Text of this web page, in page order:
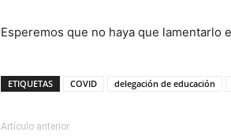
Esperemos que no haya que lamentarlo
ETIQUETAS COVID delegación de educación
Artículo anterior